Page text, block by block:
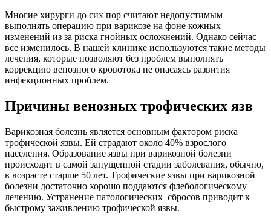
Многие хирурги до сих пор считают недопустимым
выполнять операцию при варикозе на фоне кожных
изменений из за риска гнойных осложнений. Однако сейчас
все изменилось. В нашей клинике используются такие методы
лечения, которые позволяют без проблем выполнять
коррекцию венозного кровотока не опасаясь развития
инфекционных проблем.
Причины венозных трофических язв
Варикозная болезнь является основным фактором риска
трофической язвы. Ей страдают около 40% взрослого
населения. Образование язвы при варикозной болезни
происходит в самой запущенной стадии заболевания, обычно,
в возрасте старше 50 лет. Трофические язвы при варикозной
болезни достаточно хорошо поддаются флебологическому
лечению. Устранение патологических сбросов приводит к
быстрому заживлению трофической язвы.